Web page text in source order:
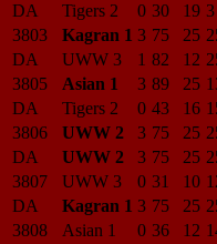
DA
Tigers 2 0 30 19 3
3803
Kagran 1 3 75 25
DA
UWW 3 1 82 12
3805
Asian 1 3 89 25
DA
Tigers 2 0 43 16
3806
UWW 2 3 75 25
DA
UWW 2 3 75 25
3807
UWW 3 0 31 10
DA
Kagran 1 3 75 25
3808
Asian 1 0 36 12